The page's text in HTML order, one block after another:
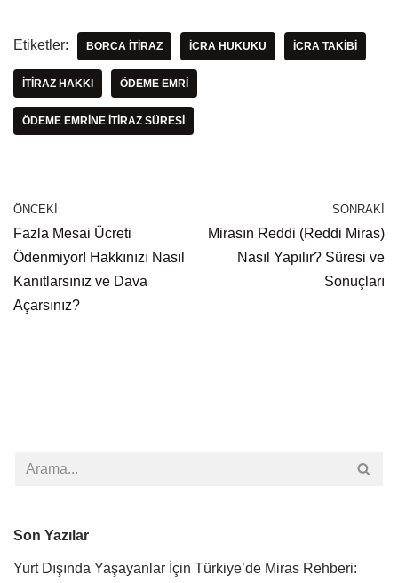
Etiketler: BORCA ITIRAZ ICRA HUKUKU ICRA TAKIBI
ITIRAZ HAKKI ÖDEME EMRI
ÖDEME EMRINE ITIRAZ SÜRESI
ÖNCEKI
Fazla Mesai Ücreti
Ödenmiyor! Hakkınızı Nasıl
Kanıtlarsınız ve Dava
Açarsınız?
SONRAKI
Mirasın Reddi (Reddi Miras)
Nasıl Yapılır? Süresi ve
Sonuçları
Son Yazılar
Yurt Dışında Yaşayanlar İçin Türkiye’de Miras Rehberi: